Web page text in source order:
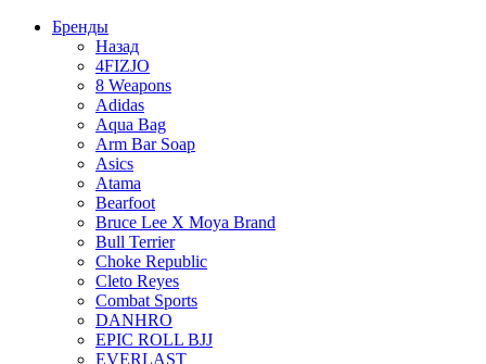
Бренды
Назад
4FIZJO
8 Weapons
Adidas
Aqua Bag
Arm Bar Soap
Asics
Atama
Bearfoot
Bruce Lee X Moya Brand
Bull Terrier
Choke Republic
Cleto Reyes
Combat Sports
DANHRO
EPIC ROLL BJJ
EVERLAST